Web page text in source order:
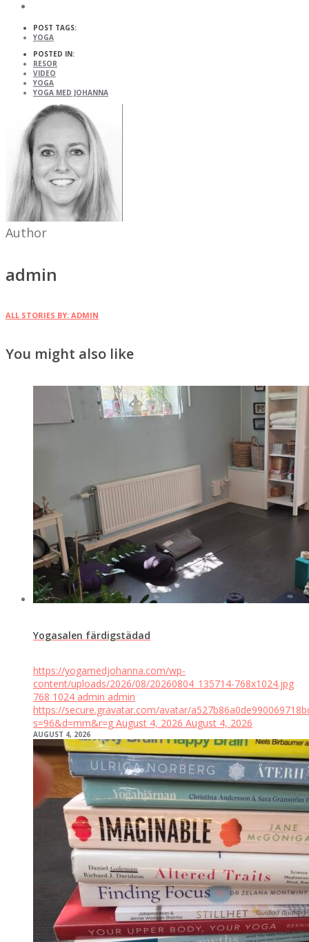
POST TAGS:
YOGA
POSTED IN:
RESOR
VIDEO
YOGA
YOGA MED JOHANNA
Author
admin
ALL STORIES BY: ADMIN
You might also like
Yogasalen färdigstädad
https://yogamedjohanna.com/wp-
content/uploads/2026/08/20260804_135714-768x1024.jpg
768 1024 admin admin
https://secure.gravatar.com/avatar/
s=96&d=mm&r=g August 4, 2026 August 4, 2026
AUGUST 4, 2026